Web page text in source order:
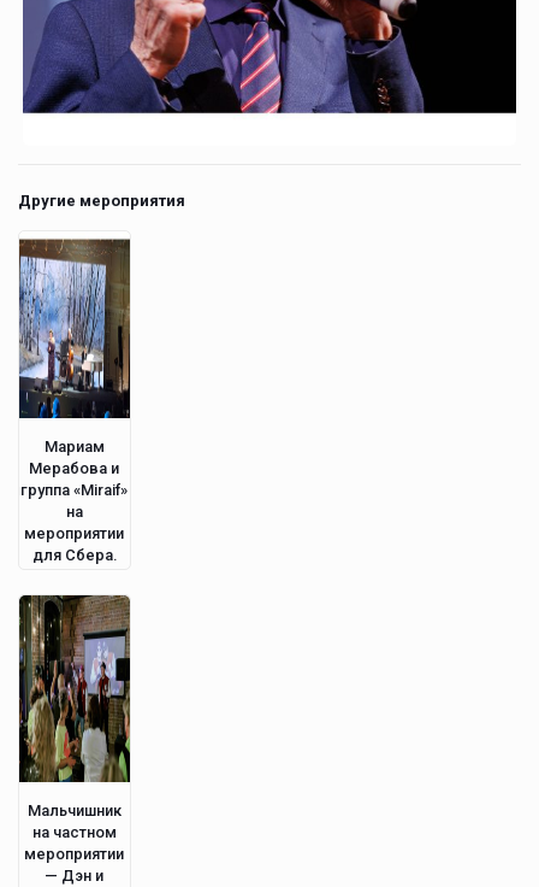
Другие мероприятия
Мариам
Мерабова и
группа «Miraif»
на
мероприятии
для Сбера.
Мальчишник
на частном
мероприятии
— Дэн и